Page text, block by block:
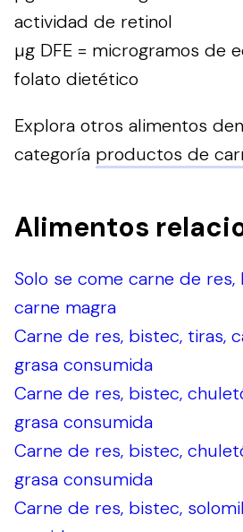
actividad de retinol
µg DFE = microgramos de
folato dietético
Explora otros alimentos
categoría productos de
Alimentos
Solo se come carne de res,
carne magra
Carne de res, bistec, tiras,
grasa consumida
Carne de res, bistec,
grasa consumida
Carne de res, bistec,
grasa consumida
Carne de res, bistec,